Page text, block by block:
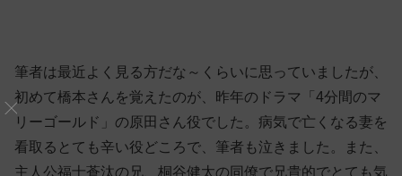
筆者は最近よく見る方だな～くらいに思っていましたが、
初めて橋本さんを覚えたのが、昨年のドラマ「4分間のマ
リーゴールド」の原田さん役でした。病気で亡くなる妻を
看取るとても辛い役どころで、筆者も泣きました。また、
主人公福士蒼汰の兄、桐谷健太の同僚で兄貴的でとても気